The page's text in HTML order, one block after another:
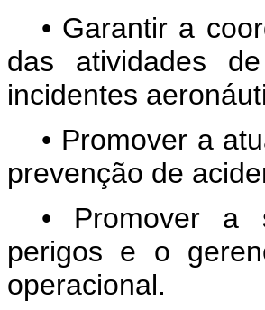
• Garantir a
das atividades
incidentes
• Promover a
prevenção de
• Promover a
perigos e o
operacional.